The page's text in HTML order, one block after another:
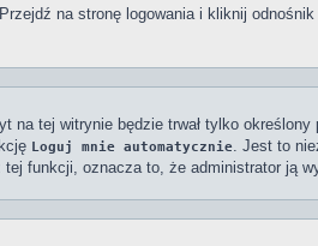
na stronę logowania i kliknij odnośnik
na tej witrynie będzie trwał tylko
Loguj mnie automatycznie. Jest to
funkcji, oznacza to, że administrator ją